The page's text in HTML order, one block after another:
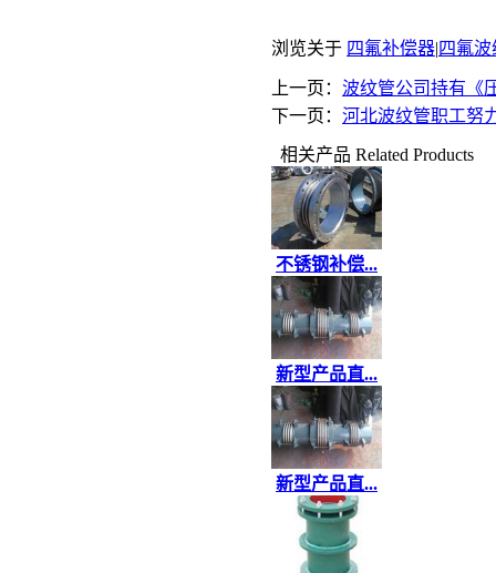
浏览关于 四氟补偿器|四氟波
上一页： 波纹管公司持有《
下一页： 河北波纹管职工努
相关产品 Related Products
不锈钢补偿...
新型产品直...
新型产品直...